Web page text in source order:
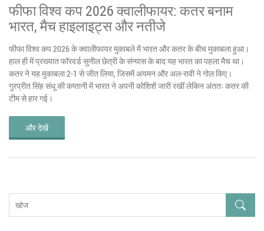
फीफा विश्व कप 2026 क्वालीफायर: कतर बनाम
भारत, मैच हाइलाइट्स और नतीजे
फीफा विश्व कप 2026 के क्वालीफायर मुकाबले में भारत और कतर के बीच मुकाबला हुआ।
हाल ही में प्रख्यात फॉरवर्ड सुनील छेत्री के संन्यास के बाद यह भारत का पहला मैच था।
कतर ने यह मुकाबला 2-1 से जीत लिया, जिसमें अयमन और अल-रावी ने गोल किए।
गुरप्रीत सिंह संधू की कप्तानी में भारत ने अपनी कोशिशें जारी रखीं लेकिन अंततः कतर की
टीम से हार गई।
और देखें